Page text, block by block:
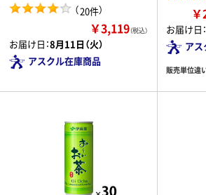
（20件）
￥3,119（税込）
お届け日：8月11日（火）
アスクル在庫商品
お届け日：
アス
販売単位違